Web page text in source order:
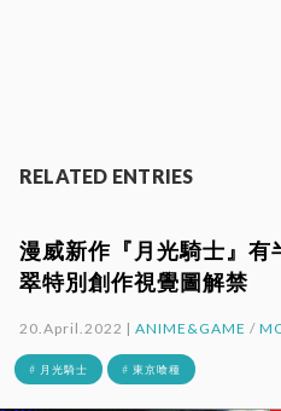
RELATED ENTRIES
漫威新作『月光騎士』有
翠特別創作視覺圖解禁
20.April.2022 |ANIME&GAME /
# 月光騎士 # 東京喰種